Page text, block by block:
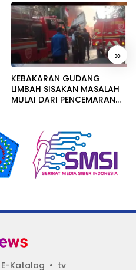
»
KEBAKARAN GUDANG
LIMBAH SISAKAN MASALAH
MULAI DARI PENCEMARAN
IZIN LINGKUNGAN
E-Katalog tv